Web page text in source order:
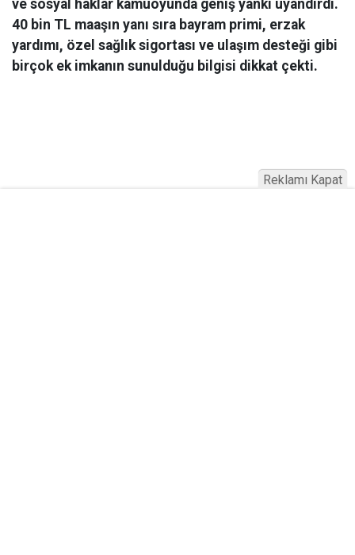
ve sosyal haklar kamuoyunda geniş yankı uyandırdı.
40 bin TL maaşın yanı sıra bayram primi, erzak
yardımı, özel sağlık sigortası ve ulaşım desteği gibi
birçok ek imkanın sunulduğu bilgisi dikkat çekti.
Reklamı Kapat